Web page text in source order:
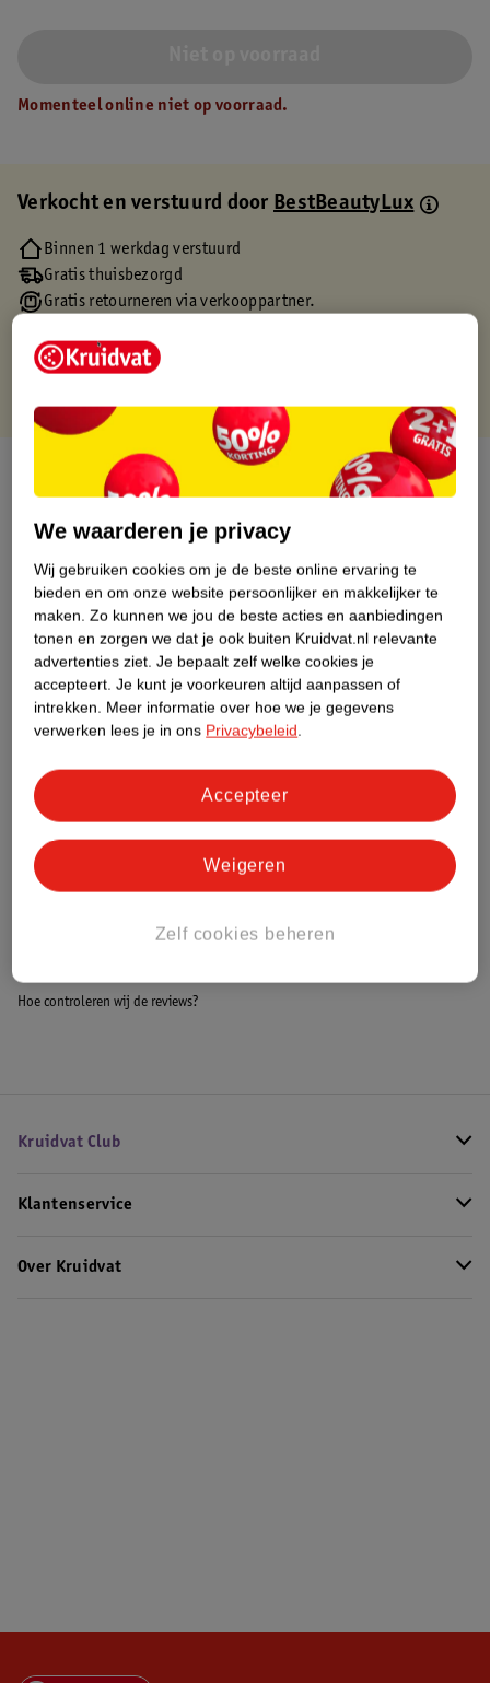
Momenteel online niet op voorraad.
Verkocht en verstuurd doorBestBeautyLux
Binnen 1 werkdag verstuurd
Gratis thuisbezorgd
Gratis retourneren via verkooppartner.
Over dit product
Productinformatie
Etiketinformatie
Nature Impact Score
Dit product heeft (nog) geen Nature
Impact Score.
Meer informatie
Bestel & Bezorginformatie
Hoe controleren wij de reviews?
Kruidvat Club
Klantenservice
Over Kruidvat
We waarderen je privacy
Wij gebruiken cookies om je de beste online ervaring te
bieden en om onze website persoonlijker en makkelijker te
maken. Zo kunnen we jou de beste acties en aanbiedingen
tonen en zorgen we dat je ook buiten Kruidvat.nl relevante
advertenties ziet. Je bepaalt zelf welke cookies je
accepteert. Je kunt je voorkeuren altijd aanpassen of
intrekken. Meer informatie over hoe we je gegevens
verwerken lees je in ons Privacybeleid.
Zelf cookies beheren
Weigeren
Accepteer